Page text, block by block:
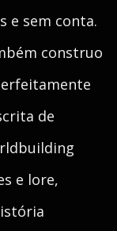
e sem conta.
construo
de
e lore,